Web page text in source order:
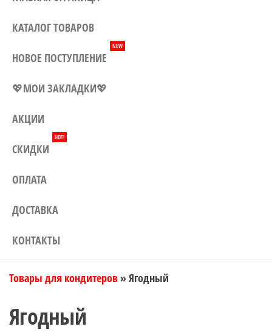
КАТАЛОГ ТОВАРОВ
НОВОЕ ПОСТУПЛЕНИЕ
NEW
💖МОИ ЗАКЛАДКИ💖
АКЦИИ
СКИДКИ
HOT!
ОПЛАТА
ДОСТАВКА
КОНТАКТЫ
Товары для кондитеров »Ягодный
Ягодный